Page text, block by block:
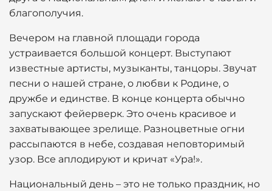
благополучия.
Вечером на главной площади города
устраивается большой концерт. Выступают
известные артисты, музыканты, танцоры. Звучат
песни о нашей стране, о любви к Родине, о
дружбе и единстве. В конце концерта обычно
запускают фейерверк. Это очень красивое и
захватывающее зрелище. Разноцветные огни
рассыпаются в небе, создавая неповторимый
узор. Все аплодируют и кричат «Ура!».
Национальный день – это не только праздник, но